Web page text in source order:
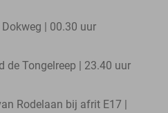
| 00.30 uur
de Tongelreep | 23.40 uur
Rodelaan bij afrit E17 |